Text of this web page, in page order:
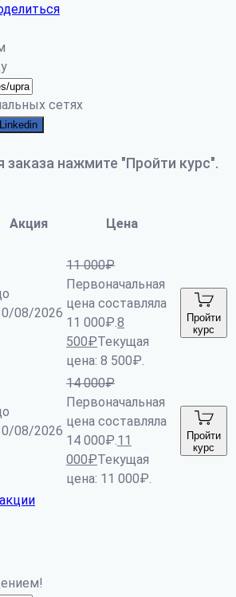
сетях
Linkedin
нажмите "Пройти курс".
Акция Цена
08/2026
11 000₽
Первоначальная
цена составляла
11 000₽.8
500₽Текущая
цена: 8 500₽.
Пройти
курс
08/2026
14 000₽
Первоначальная
цена составляла
14 000₽.11
000₽Текущая
цена: 11 000₽.
Пройти
курс